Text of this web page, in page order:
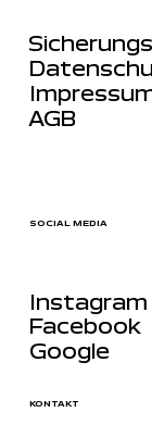
AGB
SOCIAL MEDIA
Instagram
Facebook
Google
KONTAKT